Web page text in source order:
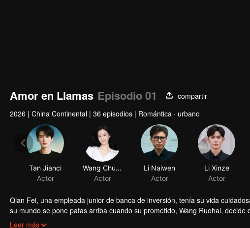
Amor en Llamas Episodio 01
compartir
2026 | China Continental | 36 episodios | Romántica · urbano
Tan Jianci
Actor
Wang Churan
Actor
Li Naiwen
Actor
Li Xinze
Actor
Qian Fei, una empleada junior de banca de inversión, tenía su vida
su mundo se pone patas arriba cuando su prometido, Wang Ruohai,
desafiante viaje para reconstruir tanto su vida como su carrera. Li Yifei, un
Leer más